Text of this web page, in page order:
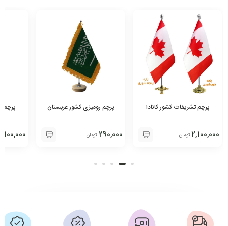
پرچم تشریفات کشور کانادا
2,100,000 تومان
پرچم رومیزی کشور عربستان
290,000 تومان
پرچم